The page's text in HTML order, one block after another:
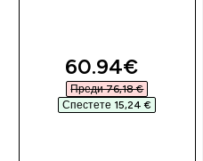
discounted
60.94€‎
Преди 76,18 €‎
Спестете 15,24 €‎